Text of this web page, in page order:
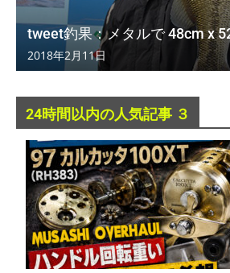
tweet釣果：メタルで 48cm x
2018年2月11日
24時間以内の人気記事 ３